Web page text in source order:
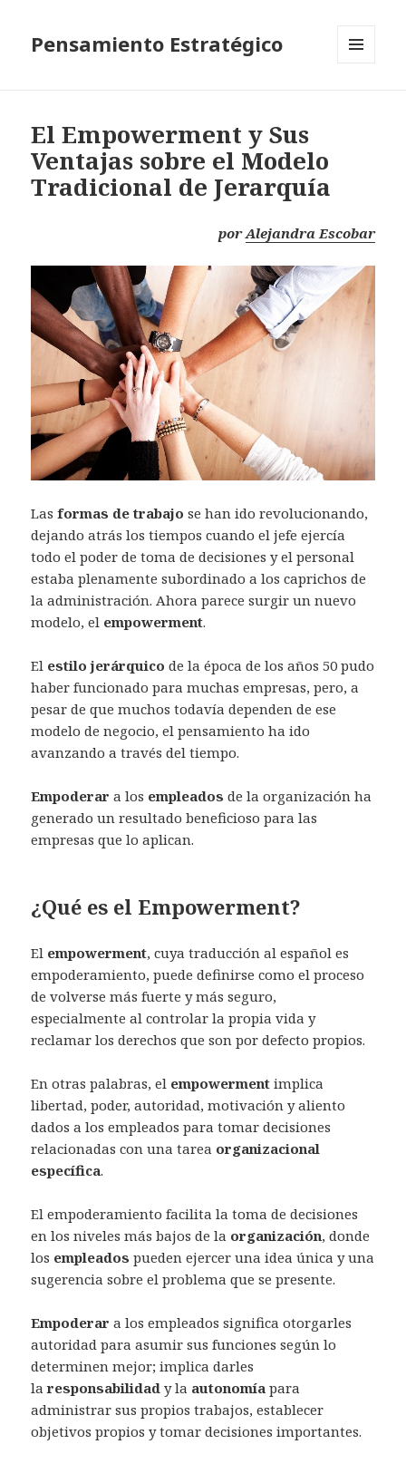
Pensamiento Estratégico
El Empowerment y Sus
Ventajas sobre el Modelo
Tradicional de Jerarquía
porAlejandra Escobar
Lasformas de trabajo se han ido revolucionando,
dejando atrás los tiempos cuando el jefe ejercía
todo el poder de toma de decisiones y el personal
estaba plenamente subordinado a los caprichos de
la administración. Ahora parece surgir un nuevo
modelo, el empowerment.
El estilo jerárquico de la época de los años 50 pudo
haber funcionado para muchas empresas, pero, a
pesar de que muchos todavía dependen de ese
modelo de negocio, el pensamiento ha ido
avanzando a través del tiempo.
Empoderar a los empleados de la organización ha
generado un resultado beneficioso para las
empresas que lo aplican.
¿Qué es el Empowerment?
El empowerment, cuya traducción al español es
empoderamiento, puede definirse como el proceso
de volverse más fuerte y más seguro,
especialmente al controlar la propia vida y
reclamar los derechos que son por defecto propios.
En otras palabras, el empowerment implica
libertad, poder, autoridad, motivación y aliento
dados a los empleados para tomar decisiones
relacionadas con una tarea organizacional
específica.
El empoderamiento facilita la toma de decisiones
en los niveles más bajos de la organización, donde
los empleados pueden ejercer una idea única y una
sugerencia sobre el problema que se presente.
Empoderar a los empleados significa otorgarles
autoridad para asumir sus funciones según lo
determinen mejor; implica darles
laresponsabilidad y la autonomía para
administrar sus propios trabajos, establecer
objetivos propios y tomar decisiones importantes.